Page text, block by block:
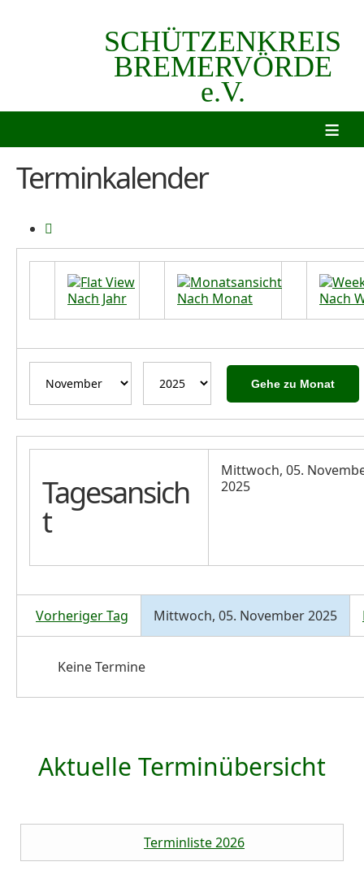
SCHÜTZENKREIS
BREMERVÖRDE
e.V.
≡
Terminkalender
Nach Jahr Nach Monat Nach
Gehe zu Monat
Tagesansich
t
Mittwoch, 05.
2025
Vorheriger Tag Mittwoch, 05. November 2025
Keine Termine
Aktuelle Terminübersicht
Terminliste 2026